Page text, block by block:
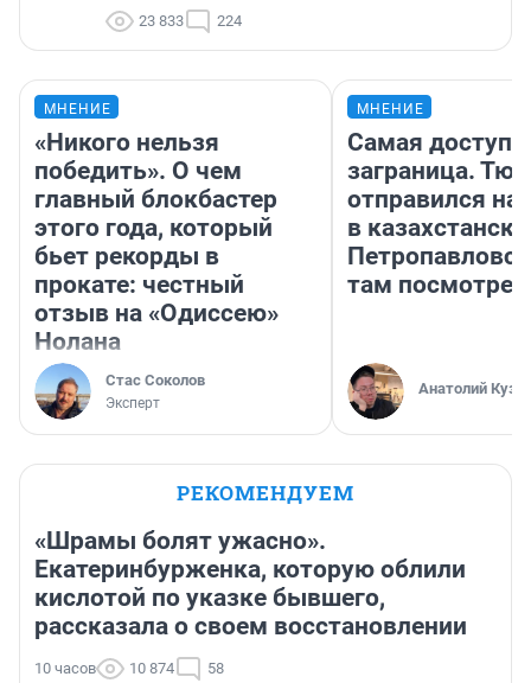
23 833 224
МНЕНИЕ
«Никого нельзя
победить». О чем
главный блокбастер
этого года, который
бьет рекорды в
прокате: честный
отзыв на «Одиссею»
Нолана
Стас Соколов
Эксперт
МНЕНИЕ
Самая
заграница.
отправился
в
там
Анатолий
РЕКОМЕНДУЕМ
«Шрамы болят ужасно».
Екатеринбурженка, которую облили
кислотой по указке бывшего,
рассказала о своем восстановлении
10 часов 10 874 58